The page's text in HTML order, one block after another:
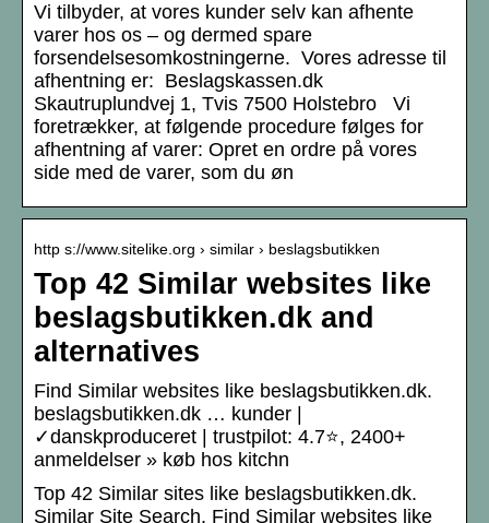
Vi tilbyder, at vores kunder selv kan afhente
varer hos os – og dermed spare
forsendelsesomkostningerne. Vores adresse til
afhentning er: Beslagskassen.dk
Skautruplundvej 1, Tvis 7500 Holstebro Vi
foretrækker, at følgende procedure følges for
afhentning af varer: Opret en ordre på vores
side med de varer, som du øn
http s://www.sitelike.org › similar › beslagsbutikken
Top 42 Similar websites like
beslagsbutikken.dk and
alternatives
Find Similar websites like beslagsbutikken.dk.
beslagsbutikken.dk … kunder |
✓danskproduceret | trustpilot: 4.7⭐, 2400+
anmeldelser » køb hos kitchn
Top 42 Similar sites like beslagsbutikken.dk.
Similar Site Search. Find Similar websites like